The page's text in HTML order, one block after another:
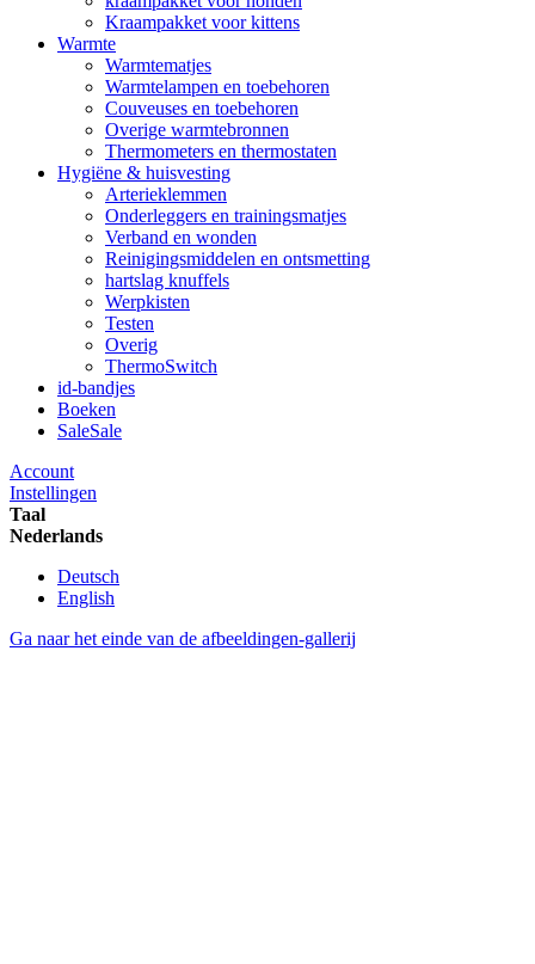
Kraampakket voor kittens
Warmte
Warmtematjes
Warmtelampen en toebehoren
Couveuses en toebehoren
Overige warmtebronnen
Thermometers en thermostaten
Hygiëne & huisvesting
Arterieklemmen
Onderleggers en trainingsmatjes
Verband en wonden
Reinigingsmiddelen en ontsmetting
hartslag knuffels
Werpkisten
Testen
Overig
ThermoSwitch
id-bandjes
Boeken
SaleSale
Account
Instellingen
Taal
Nederlands
Deutsch
English
Ga naar het einde van de afbeeldingen-gallerij